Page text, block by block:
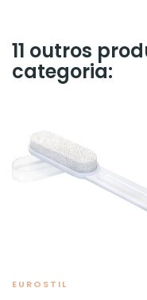
11 outros
categoria:
EUROSTIL